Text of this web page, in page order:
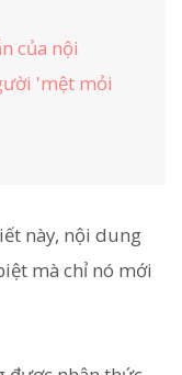
của nội
'mệt mỏi
này, nội dung
mà chỉ nó mới